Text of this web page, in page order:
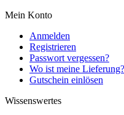
Mein Konto
Anmelden
Registrieren
Passwort vergessen?
Wo ist meine Lieferung?
Gutschein einlösen
Wissenswertes